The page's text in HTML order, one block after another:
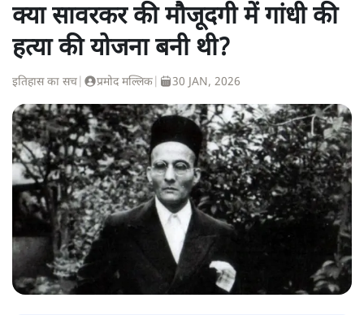
क्या सावरकर की मौजूदगी में गांधी की
हत्या की योजना बनी थी?
इतिहास का सच प्रमोद मल्लिक 30 JAN, 2026